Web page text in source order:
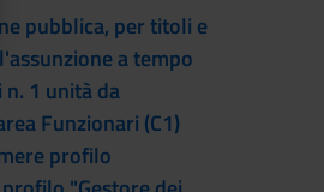
pubblica, per titoli e
a tempo
1 unità da
Funzionari (C1)
profilo